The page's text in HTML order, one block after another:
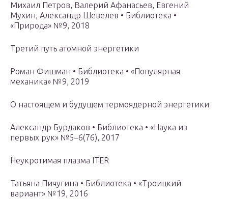
Михаил Петров, Валерий Афанасьев, Евгений
Мухин, Александр Шевелев • Библиотека •
«Природа» №9, 2018
Третий путь атомной энергетики
Роман Фишман • Библиотека • «Популярная
механика» №9, 2019
О настоящем и будущем термоядерной энергетики
Александр Бурдаков • Библиотека • «Наука из
первых рук» №5–6(76), 2017
Неукротимая плазма ITER
Татьяна Пичугина • Библиотека • «Троицкий
вариант» №19, 2016